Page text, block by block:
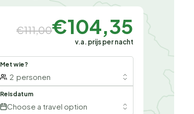
€111,00€104,35
v.a. prijs per nacht
Met wie?
2 personen
Reisdatum
Choose a travel option